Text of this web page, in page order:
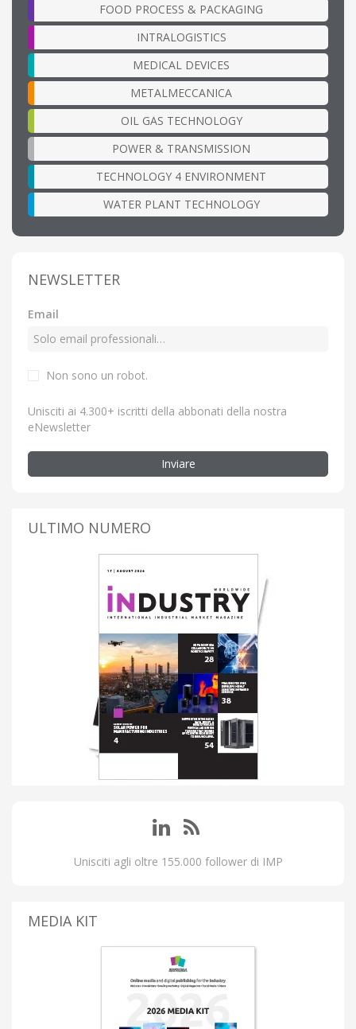
FOOD PROCESS & PACKAGING
INTRALOGISTICS
MEDICAL DEVICES
METALMECCANICA
OIL GAS TECHNOLOGY
POWER & TRANSMISSION
TECHNOLOGY 4 ENVIRONMENT
WATER PLANT TECHNOLOGY
NEWSLETTER
Email
Non sono un robot.
Unisciti ai 4.300+ iscritti della abbonati della nostra
eNewsletter
Inviare
ULTIMO NUMERO
Unisciti agli oltre 155.000 follower di IMP
MEDIA KIT